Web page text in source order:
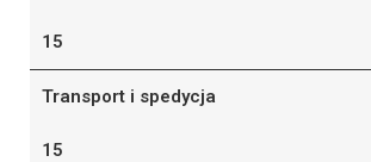
15
Transport i spedycja
15